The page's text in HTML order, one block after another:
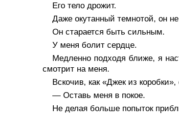
Его тело дрожит.
Даже окутанный темнотой, он
Он старается быть сильным.
У меня болит сердце.
Медленно подходя ближе, я
смотрит на меня.
Вскочив, как «Джек из коробки»,
— Оставь меня в покое.
Не делая больше попыток